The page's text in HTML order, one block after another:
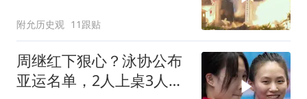
附允历史观 11跟贴
周继红下狠心？泳协公布
亚运名单，2人上桌3人下